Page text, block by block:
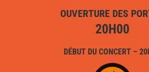
OUVERTURE DES
20H00
DÉBUT DU CONCERT –